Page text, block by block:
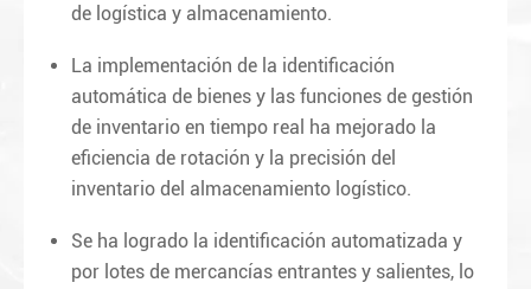
de logística y almacenamiento.
La implementación de la identificación
automática de bienes y las funciones de gestión
de inventario en tiempo real ha mejorado la
eficiencia de rotación y la precisión del
inventario del almacenamiento logístico.
Se ha logrado la identificación automatizada y
por lotes de mercancías entrantes y salientes, lo